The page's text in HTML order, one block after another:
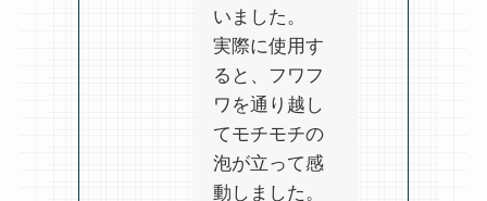
いました。
実際に使用す
ると、フワフ
ワを通り越し
てモチモチの
泡が立って感
動しました。